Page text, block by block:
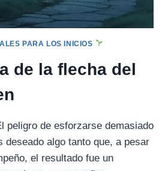
PARA LOS INICIOS
de la flecha del
peligro de esforzarse demasiado
deseado algo tanto que, a pesar
el resultado fue un